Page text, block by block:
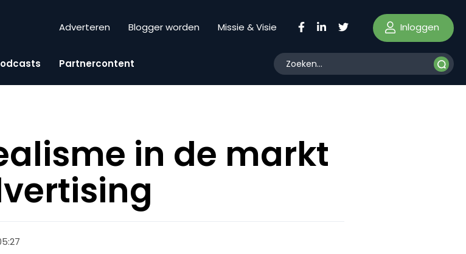
Adverteren Blogger worden Missie & Visie Inloggen
Partnercontent
in de markt